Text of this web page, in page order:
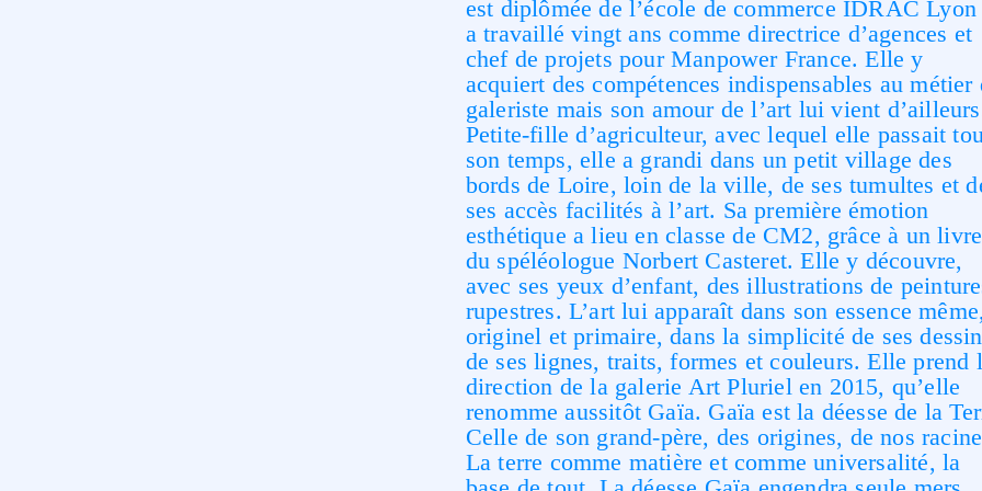
est diplômée de l’école de commerce IDRAC Lyon
a travaillé vingt ans comme directrice d’agences et
chef de projets pour Manpower France. Elle y
acquiert des compétences indispensables au métier
galeriste mais son amour de l’art lui vient
Petite-fille d’agriculteur, avec lequel elle passait
son temps, elle a grandi dans un petit village des
bords de Loire, loin de la ville, de ses tumultes et
ses accès facilités à l’art. Sa première émotion
esthétique a lieu en classe de CM2, grâce à un livre
du spéléologue Norbert Casteret. Elle y découvre,
avec ses yeux d’enfant, des illustrations de
rupestres. L’art lui apparaît dans son essence même,
originel et primaire, dans la simplicité de ses
de ses lignes, traits, formes et couleurs. Elle prend
direction de la galerie Art Pluriel en 2015, qu’elle
renomme aussitôt Gaïa. Gaïa est la déesse de la
Celle de son grand-père, des origines, de nos
La terre comme matière et comme universalité, la